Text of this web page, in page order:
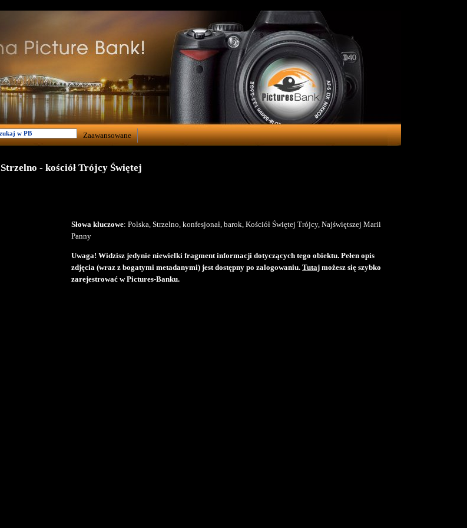
Zaawansowane
Strzelno - kościół Trójcy Świętej
Słowa kluczowe: Polska, Strzelno, konfesjonał, barok, Kościół Świętej Trójcy, Najświętszej Marii
Panny
Uwaga! Widzisz jedynie niewielki fragment informacji dotyczących tego obiektu. Pełen opis
zdjęcia (wraz z bogatymi metadanymi) jest dostępny po zalogowaniu. Tutaj możesz się szybko
zarejestrować w Pictures-Banku.